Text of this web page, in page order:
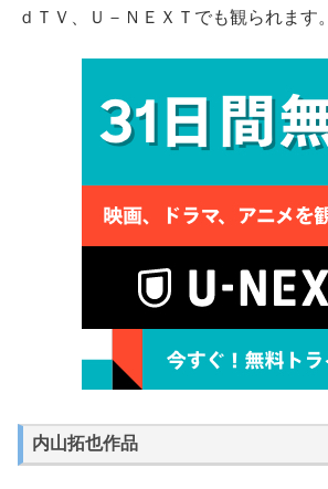
ｄＴＶ、Ｕ－ＮＥＸＴでも観られます。
内山拓也作品